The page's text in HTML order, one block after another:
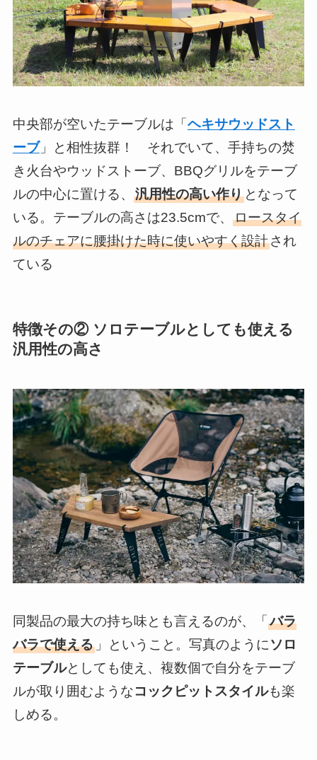
中央部が空いたテーブルは「 ヘキサウッドスト
ーブ」と相性抜群！ それでいて、手持ちの焚
き火台やウッドストーブ、BBQグリルをテーブ
ルの中心に置ける、 汎用性の高い作りとなって
いる。テーブルの高さは23.5cmで、 ロースタイ
ルのチェアに腰掛けた時に使いやすく設計され
ている
特徴その② ソロテーブルとしても使える
汎用性の高さ
同製品の最大の持ち味とも言えるのが、「 バラ
バラで使える」ということ。写真のようにソロ
テーブルとしても使え、複数個で自分をテーブ
ルが取り囲むようなコックピットスタイルも楽
しめる。